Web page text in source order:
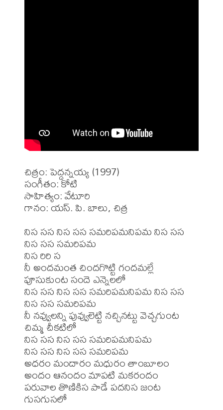
చిత్రం: పెద్దన్నయ్య (1997)
సంగీతం: కోటి
సాహిత్యం: వేటూరి
గానం: యస్. పి. బాలు, చిత్ర
నిస సస నిస సస సమరిపమనిపమ నిస సస
నిస సస సమరిపమ
నిస రిరి స
నీ అందమంత చిందగొట్టి గందమల్లే
పూసుకుంట సందె ఎన్నెలలో
నిస సస నిస సస సమరిపమనిపమ నిస సస
నిస సస సమరిపమ
నీ నవ్వులన్ని పువ్వులెట్టి నచ్చినట్టు వెచ్చగుంట
చిమ్మ చీకటిలో
నిస సస నిస సస సమరిపమనిపమ
నిస సస నిస సస సమరిపమ
అధరం మందారం మధురం తాంబూలం
అందం ఆనందం మాపటి మకరందం
పరువాల తొణికిస పాడే పదనిస జంట
గుసగుసలో